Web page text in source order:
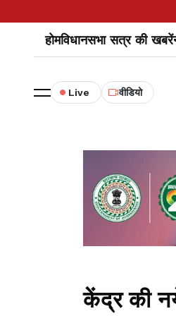
होमविधानसभा सत्र की खबरें
Live वीडियो
केंद्र की